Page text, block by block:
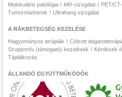
Molekuláris patológia
MR-vizsgálat PET/
Tumormarkerek
Ultrahang vizsgálat
A RÁKBETEGSÉG KEZELÉSE
Hagyományos terápiák Célzott
Szupportív (támogató) kezelések
Kérdések
Táplálkozás
ÁLLANDÓ EGYÜTTMŰKÖDŐK